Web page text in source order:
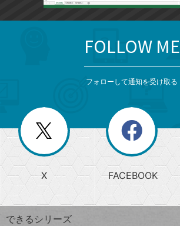
じ
る
search
検
索
上
昇
ワ
ー
閉
じ
る
ー
か
ら
探
す
FOLLOW ME
フォローして通知を受け取る
X FACEBOOK
できるシリーズ